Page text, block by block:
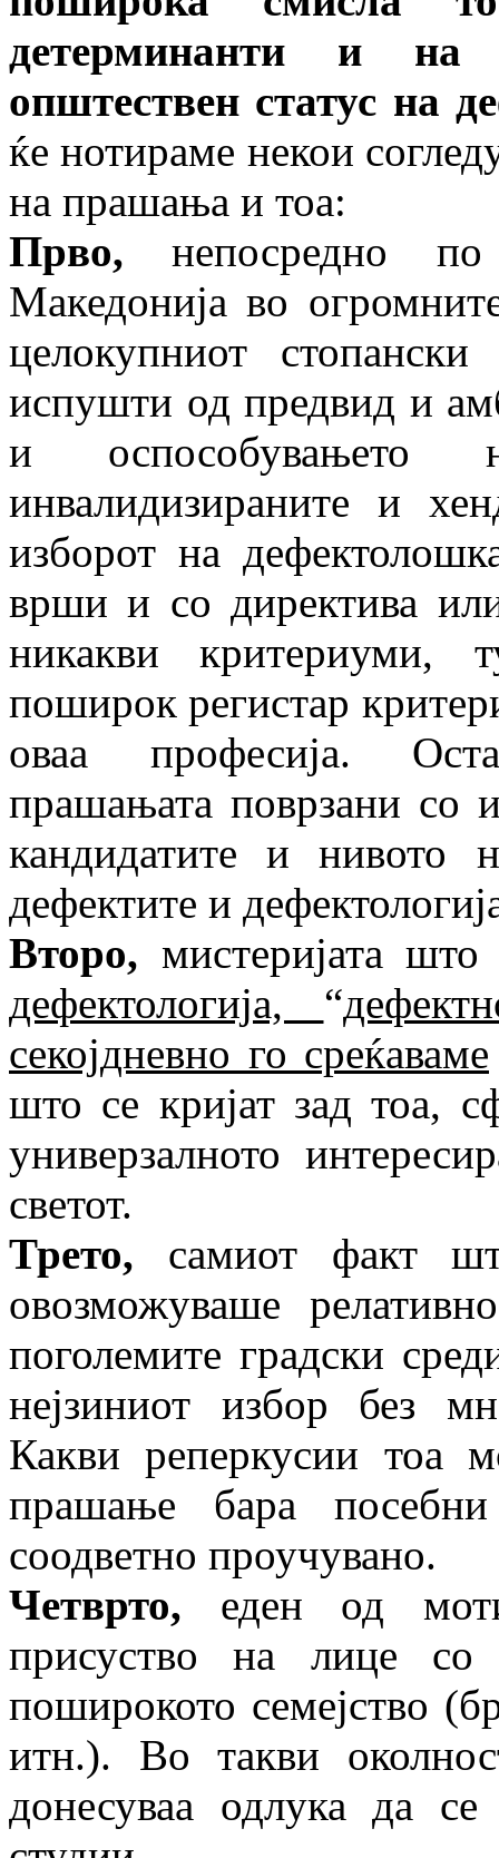
детерминанти и на
општествен статус на
ќе нотираме некои
на прашања и тоа:
Прво,непосредно по
Македонија во
целокупниот
испушти од предвид и
и оспособувањето
инвалидизираните и
изборот на
врши и со директива
никакви критериуми,
поширок регистар
оваа професија.
прашањата поврзани со
кандидатите и нивото
дефектите и
Второ, мистеријата
дефектологија, “
секојдневно го среќаваме
што се кријат зад тоа,
универзалното
светот.
Трето, самиот факт
овозможуваше
поголемите градски
нејзиниот избор без
Какви реперкусии тоа
прашање бара
соодветно проучувано.
Четврто, еден од
присуство на лице со
поширокото семејство
итн.). Во такви
донесуваа одлука да се